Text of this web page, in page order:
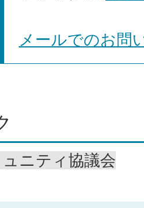
メールでのお問
ニティ協議会